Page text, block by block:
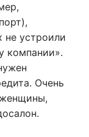
устроили
компании».
Очень